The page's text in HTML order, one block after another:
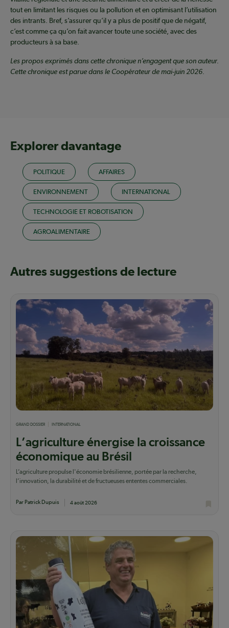
tout en limitant les risques ou la pollution et en optimisant l’utilisation
des intrants. Bref, s’assurer qu’il y a plus de positif que de négatif,
c’est comme ça qu’on fait avancer toute une société, avec des
producteurs à sa base.
Les propos exprimés dans cette chronique n’engagent que son auteur.
Cette chronique est parue dans le Coopérateur de mai-juin 2026.
Explorer davantage
POLITIQUE AFFAIRES
ENVIRONNEMENT INTERNATIONAL
TECHNOLOGIE ET ROBOTISATION
AGROALIMENTAIRE
Autres suggestions de lecture
GRAND DOSSIER INTERNATIONAL
L’agriculture énergise la croissance
économique au Brésil
L’agriculture propulse l'économie brésilienne, portée par la recherche,
l’innovation, la durabilité et de fructueuses ententes commerciales.
Par Patrick Dupuis 4 août 2026